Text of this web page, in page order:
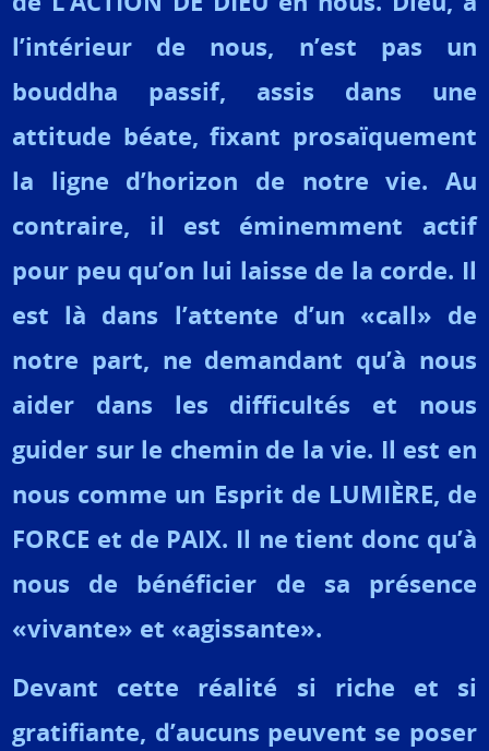
l’intérieur de nous, n’est pas un
bouddha passif, assis dans une
attitude béate, fixant prosaïquement
la ligne d’horizon de notre vie. Au
contraire, il est éminemment actif
pour peu qu’on lui laisse de la corde. Il
est là dans l’attente d’un «call» de
notre part, ne demandant qu’à nous
aider dans les difficultés et nous
guider sur le chemin de la vie. Il est en
nous comme un Esprit de LUMIÈRE, de
FORCE et de PAIX. Il ne tient donc qu’à
nous de bénéficier de sa présence
«vivante» et «agissante».
Devant cette réalité si riche et si
gratifiante, d’aucuns peuvent se poser